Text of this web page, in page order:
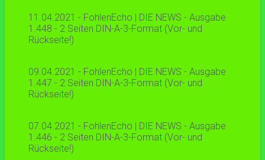
11.04.2021 - FohlenEcho | DIE NEWS - Ausgabe
1.448 - 2 Seiten DIN-A-3-Format (Vor- und
Rückseite!)
09.04.2021 - FohlenEcho | DIE NEWS - Ausgabe
1.447 - 2 Seiten DIN-A-3-Format (Vor- und
Rückseite!)
07.04.2021 - FohlenEcho | DIE NEWS - Ausgabe
1.446 - 2 Seiten DIN-A-3-Format (Vor- und
Rückseite!)